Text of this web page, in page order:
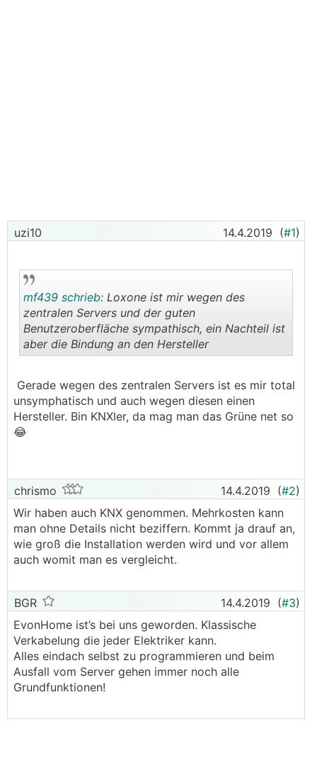
uzi10 14.4.2019 (#1)
..
mf439 schrieb: Loxone ist mir wegen des
zentralen Servers und der guten
Benutzeroberfläche sympathisch, ein Nachteil ist
aber die Bindung an den Hersteller
Gerade wegen des zentralen Servers ist es mir total
unsymphatisch und auch wegen diesen einen
Hersteller. Bin KNXler, da mag man das Grüne net so
😂
chrismo 14.4.2019 (#2)
Wir haben auch KNX genommen. Mehrkosten kann
man ohne Details nicht beziffern. Kommt ja drauf an,
wie groß die Installation werden wird und vor allem
auch womit man es vergleicht.
BGR 14.4.2019 (#3)
EvonHome ist’s bei uns geworden. Klassische
Verkabelung die jeder Elektriker kann.
Alles eindach selbst zu programmieren und beim
Ausfall vom Server gehen immer noch alle
Grundfunktionen!